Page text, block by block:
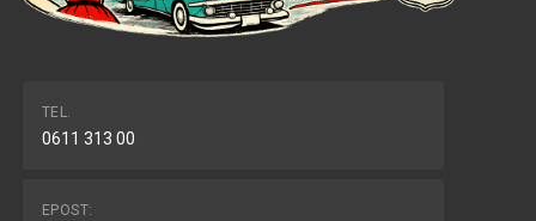
TEL.
0611 313 00
EPOST: